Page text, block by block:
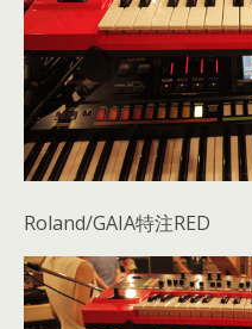
Roland/GAIA特注RED